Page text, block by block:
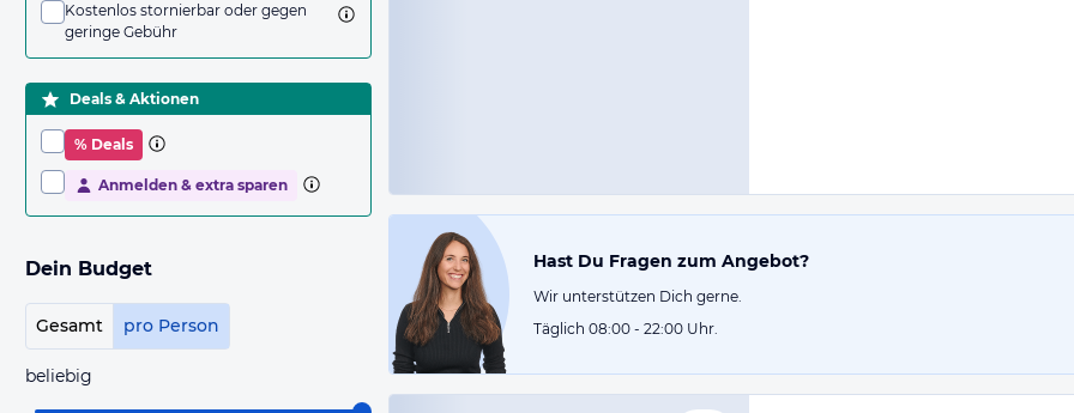
Kostenlos stornierbar oder gegen
geringe Gebühr
Deals & Aktionen
% Deals
Anmelden & extra sparen
Dein Budget
Gesamt pro Person
beliebig
Hast Du Fragen zum Angebot?
Wir unterstützen Dich gerne.
Täglich 08:00 - 22:00 Uhr.